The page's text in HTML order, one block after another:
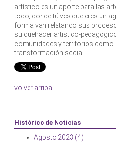
artístico es un aporte para las
todo, donde tú ves que eres un
forma van relatando sus
su quehacer artístico-
comunidades y territorios como
transformación social.
volver arriba
Histórico de Noticias
Agosto 2023 (4)